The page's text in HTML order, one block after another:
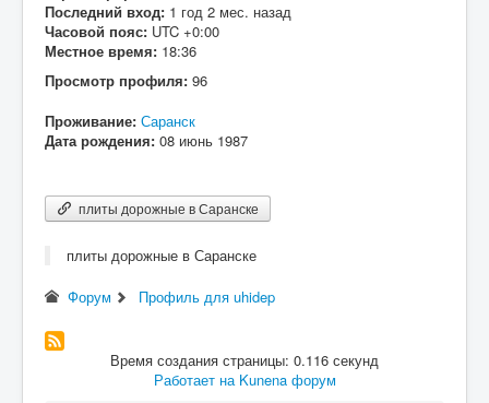
Последний вход: 1 год 2 мес. назад
Часовой пояс: UTC +0:00
Местное время: 18:36
Просмотр профиля: 96
Проживание: Саранск
Дата рождения: 08 июнь 1987
плиты дорожные в Саранске
плиты дорожные в Саранске
Форум
Профиль для uhidep
Время создания страницы: 0.116 секунд
Работает на Kunena форум